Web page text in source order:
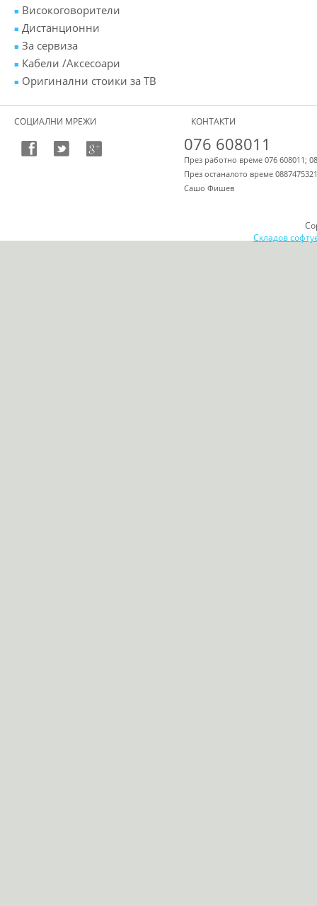
Високоговорители
Дистанционни
За сервиза
Кабели /Аксесоари
Оригинални стоики за ТВ
СОЦИАЛНИ МРЕЖИ КОНТАКТИ
076 608011
През работно време 076 608011;
През останалото време 0887475321
Сашо Фишев
Складов